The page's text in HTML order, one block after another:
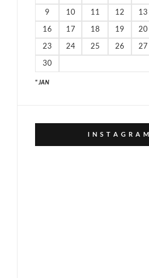
" JAN
9 10 11 12 13
16 17 18 19 20
23 24 25 26 27
30
I N S T A G R A M